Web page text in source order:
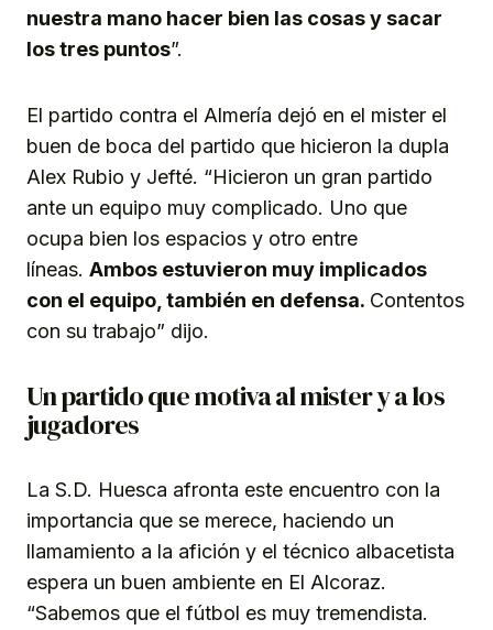
nuestra mano hacer bien las cosas y sacar
los tres puntos”.
El partido contra el Almería dejó en el mister el
buen de boca del partido que hicieron la dupla
Alex Rubio y Jefté. “Hicieron un gran partido
ante un equipo muy complicado. Uno que
ocupa bien los espacios y otro entre
líneas. Ambos estuvieron muy implicados
con el equipo, también en defensa. Contentos
con su trabajo” dijo.
Un partido que motiva al mister y a los
jugadores
La S.D. Huesca afronta este encuentro con la
importancia que se merece, haciendo un
llamamiento a la afición y el técnico albacetista
espera un buen ambiente en El Alcoraz.
“Sabemos que el fútbol es muy tremendista.